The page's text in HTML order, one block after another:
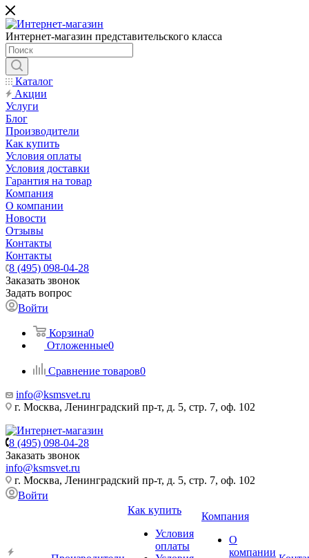
Интернет-магазин представительского класса
Каталог
Акции
Услуги
Блог
Производители
Как купить
Условия оплаты
Условия доставки
Гарантия на товар
Компания
О компании
Новости
Отзывы
Контакты
Контакты
8 (495) 098-04-28
Заказать звонок
Задать вопрос
Войти
Корзина0
Отложенные0
Сравнение товаров0
info@ksmsvet.ru
г. Москва, Ленинградский пр-т, д. 5, стр. 7, оф. 102
8 (495) 098-04-28
Заказать звонок
info@ksmsvet.ru
г. Москва, Ленинградский пр-т, д. 5, стр. 7, оф. 102
Войти
Как купить
Условия
оплаты
Компания
О
компании